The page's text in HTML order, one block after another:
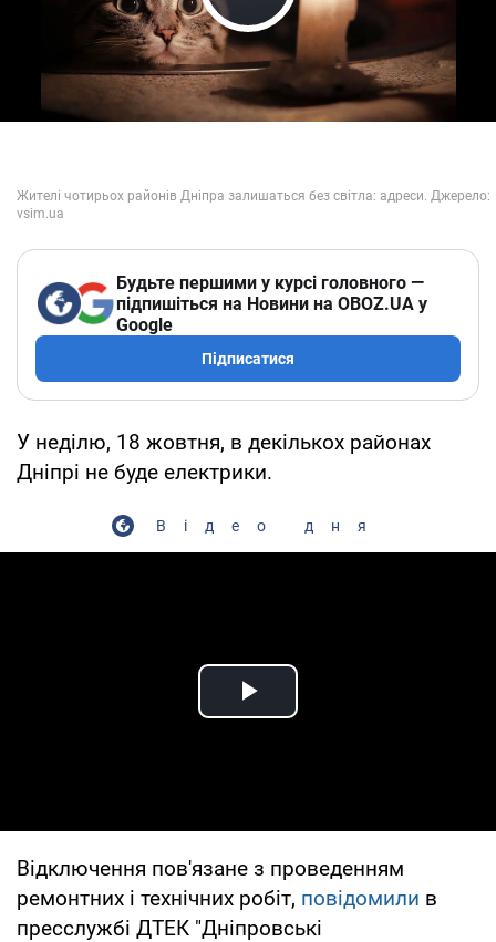
Play Video
Будьте першими у курсі головного —
підпишіться на Новини на OBOZ.UA у
Google
Підписатися
У неділю, 18 жовтня, в декількох районах
Дніпрі не буде електрики.
Відео дня
Play Video
Відключення пов'язане з проведенням
ремонтних і технічних робіт, повідомили в
пресслужбі ДТЕК "Дніпровські